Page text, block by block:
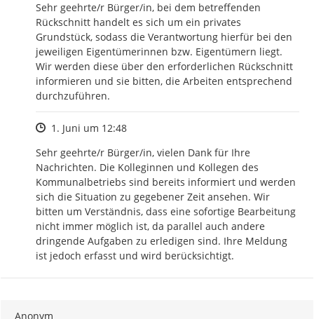
Sehr geehrte/r Bürger/in, bei dem betreffenden
Rückschnitt handelt es sich um ein privates
Grundstück, sodass die Verantwortung hierfür bei den
jeweiligen Eigentümerinnen bzw. Eigentümern liegt.
Wir werden diese über den erforderlichen Rückschnitt
informieren und sie bitten, die Arbeiten entsprechend
durchzuführen.
Zeitpunkt des Erstellens
1. Juni um 12:48
Sehr geehrte/r Bürger/in, vielen Dank für Ihre
Nachrichten. Die Kolleginnen und Kollegen des
Kommunalbetriebs sind bereits informiert und werden
sich die Situation zu gegebener Zeit ansehen. Wir
bitten um Verständnis, dass eine sofortige Bearbeitung
nicht immer möglich ist, da parallel auch andere
dringende Aufgaben zu erledigen sind. Ihre Meldung
ist jedoch erfasst und wird berücksichtigt.
Anonym